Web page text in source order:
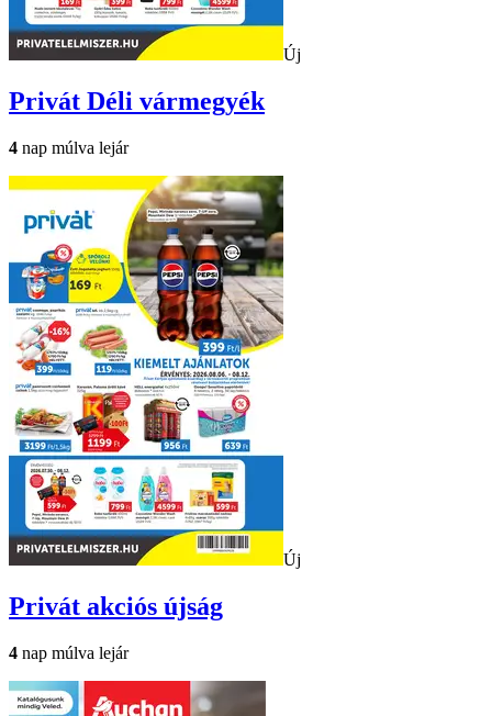
Új
Privát Déli vármegyék
4 nap múlva lejár
Új
Privát akciós újság
4 nap múlva lejár